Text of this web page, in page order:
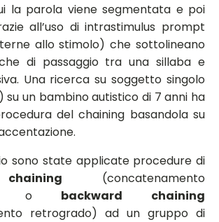
la parola viene segmentata e poi
all’uso di intrastimulus prompt
allo stimolo) che sottolineano
di passaggio tra una sillaba e
Una ricerca su soggetto singolo
su un bambino autistico di 7 anni ha
del chaining basandola su
sono state applicate procedure di
(concatenamento
o backward chaining
retrogrado) ad un gruppo di